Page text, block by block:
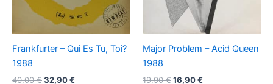
Frankfurter – Qui Es Tu, Toi?
1988
40,00€El
32,90€
Major Problem – Acid Queen
1988
19,90€El
16,90€